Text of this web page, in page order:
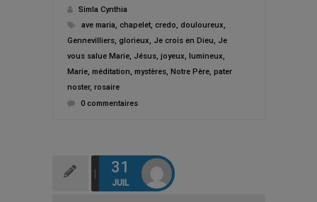
Simla Cynthia
ave maria, chapelet, credo, douloureux,
Gennevilliers, glorieux, Je crois en Dieu, Je
vous salue Marie, Jésus, joyeux, lumineux,
Marie, méditation, mystères, Notre Père, pater
noster, rosaire
0 commentaires
31
JUIL